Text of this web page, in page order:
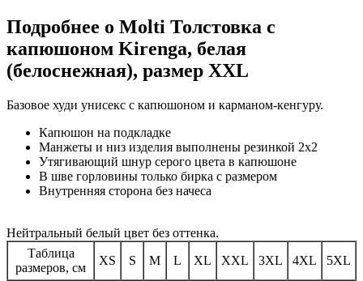
Подробнее о Molti Толстовка с
капюшоном Kirenga, белая
(белоснежная), размер XXL
Базовое худи унисекс с капюшоном и карманом-кенгуру.
Капюшон на подкладке
Манжеты и низ изделия выполнены резинкой 2х2
Утягивающий шнур серого цвета в капюшоне
В шве горловины только бирка с размером
Внутренняя сторона без начеса
Нейтральный белый цвет без оттенка.
Таблица
размеров, см
XS S M L XL XXL 3XL 4XL 5XL